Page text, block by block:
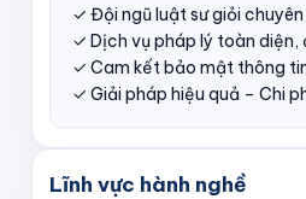
✓ Đội ngũ luật sư giỏi
✓ Dịch vụ pháp lý toàn diện,
✓ Cam kết bảo mật thông
✓ Giải pháp hiệu quả – Chi
Lĩnh vực hành nghề